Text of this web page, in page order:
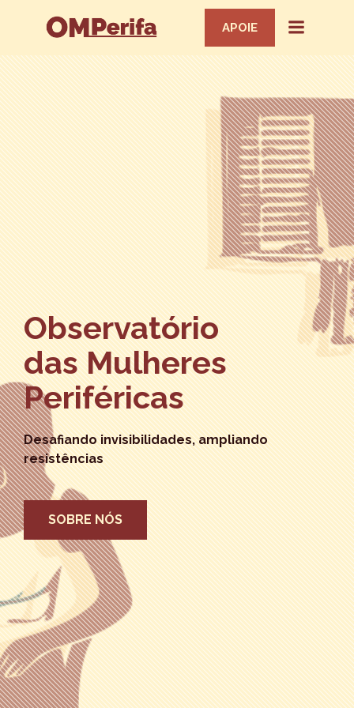
APOIE
Observatório
das Mulheres
Periféricas
Desafiando invisibilidades, ampliando
resistências
SOBRE NÓS